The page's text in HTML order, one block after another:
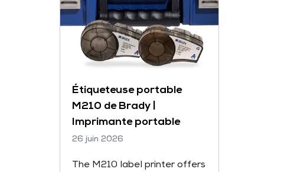
Étiqueteuse portable
M210 de Brady |
Imprimante portable
26 juin 2026
The M210 label printer offers